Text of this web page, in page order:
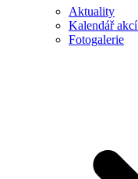
Aktuality
Kalendář
Fotogalerie